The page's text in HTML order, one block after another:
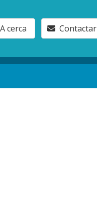
A cerca Contactar